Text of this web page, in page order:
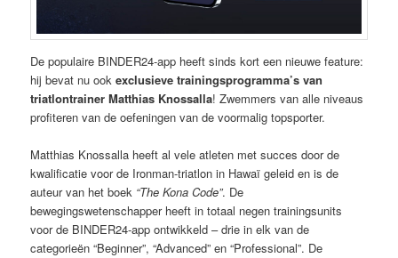
De populaire BINDER24-app heeft sinds kort een nieuwe feature:
hij bevat nu ookexclusieve trainingsprogramma’s van
triatlontrainer Matthias Knossalla! Zwemmers van alle niveaus
profiteren van de oefeningen van de voormalig topsporter.
Matthias Knossalla heeft al vele atleten met succes door de
kwalificatie voor de Ironman-triatlon in Hawaï geleid en is de
auteur van het boek “The Kona Code”. De
bewegingswetenschapper heeft in totaal negen trainingsunits
voor de BINDER24-app ontwikkeld – drie in elk van de
categorieën “Beginner”, “Advanced” en “Professional”. De